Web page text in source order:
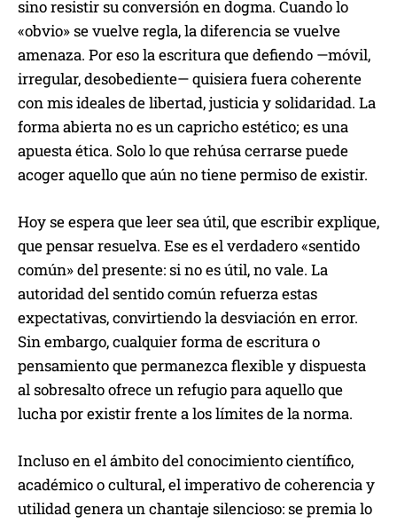
sino resistir su conversión en dogma. Cuando lo
«obvio» se vuelve regla, la diferencia se vuelve
amenaza. Por eso la escritura que defiendo —móvil,
irregular, desobediente— quisiera fuera coherente
con mis ideales de libertad, justicia y solidaridad. La
forma abierta no es un capricho estético; es una
apuesta ética. Solo lo que rehúsa cerrarse puede
acoger aquello que aún no tiene permiso de existir.
Hoy se espera que leer sea útil, que escribir explique,
que pensar resuelva. Ese es el verdadero «sentido
común» del presente: si no es útil, no vale. La
autoridad del sentido común refuerza estas
expectativas, convirtiendo la desviación en error.
Sin embargo, cualquier forma de escritura o
pensamiento que permanezca flexible y dispuesta
al sobresalto ofrece un refugio para aquello que
lucha por existir frente a los límites de la norma.
Incluso en el ámbito del conocimiento científico,
académico o cultural, el imperativo de coherencia y
utilidad genera un chantaje silencioso: se premia lo